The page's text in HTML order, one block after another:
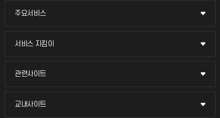
주요서비스
주요서비스
교무회의방송
서비스 지킴이
서비스 지킴이
묻고 답하기
관련사이트
관련사이트
국방헬프콜
교내사이트
교내사이트